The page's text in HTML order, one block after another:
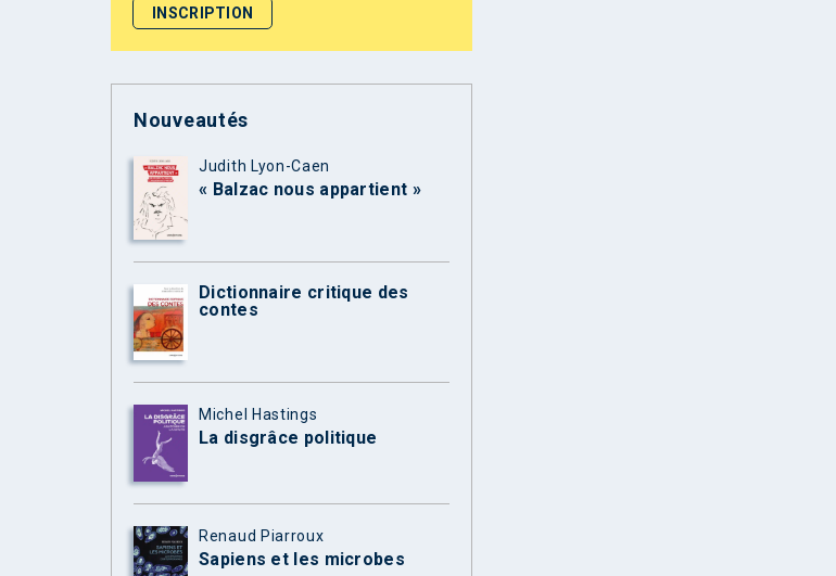
Nouveautés
Judith Lyon-Caen
« Balzac nous appartient »
Dictionnaire critique des
contes
Michel Hastings
La disgrâce politique
Renaud Piarroux
Sapiens et les microbes